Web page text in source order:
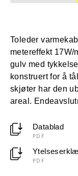
Toleder
metereffekt
gulv med
konstruert for å
skjøter har den
areal.
Datablad
PDF
PDF